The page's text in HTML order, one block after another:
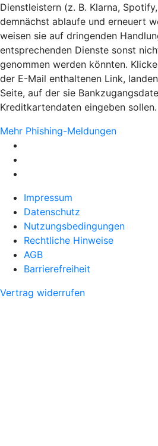
Dienstleistern (z. B. Klarna,
demnächst ablaufe und erneuert
weisen sie auf dringenden
entsprechenden Dienste sonst
genommen werden könnten.
der E-Mail enthaltenen Link,
Seite, auf der sie
Kreditkartendaten eingeben sollen.
Mehr Phishing-Meldungen
Impressum
Datenschutz
Nutzungsbedingungen
Rechtliche Hinweise
AGB
Barrierefreiheit
Vertrag widerrufen